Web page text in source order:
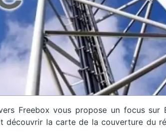
Freebox vous propose un focus sur
découvrir la carte de la couverture du